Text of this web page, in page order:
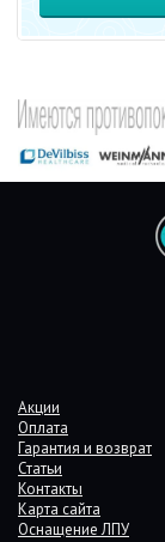
Акции
Оплата
Гарантия и возврат
Статьи
Контакты
Карта сайта
Оснащение ЛПУ